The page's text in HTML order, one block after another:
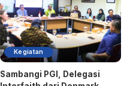
Kegiatan
Sambangi PGI, Delegasi